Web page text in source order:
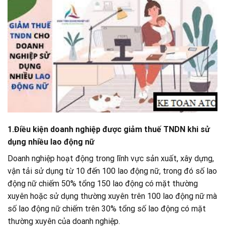
1.Điều kiện doanh nghiệp được giảm thuế TNDN khi sử
dụng nhiều lao động nữ
Doanh nghiệp hoạt động trong lĩnh vực sản xuất, xây dựng,
vận tải sử dụng từ 10 đến 100 lao động nữ, trong đó số lao
động nữ chiếm 50% tổng 150 lao động có mặt thường
xuyên hoặc sử dụng thường xuyên trên 100 lao động nữ mà
số lao động nữ chiếm trên 30% tổng số lao động có mặt
thường xuyên của doanh nghiệp.